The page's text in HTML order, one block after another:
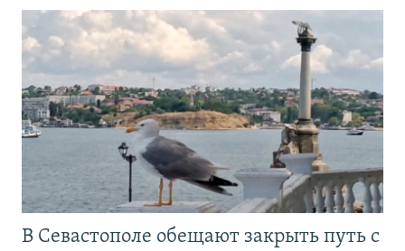
В Севастополе обещают закрыть путь с